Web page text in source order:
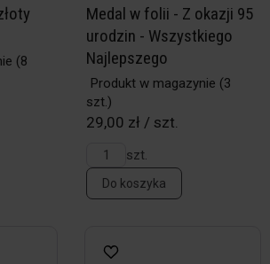
(8
Medal w folii - Z okazji 95
urodzin - Wszystkiego
Najlepszego
Produkt w magazynie (3
szt.)
29,00 zł / szt.
szt.
Do koszyka